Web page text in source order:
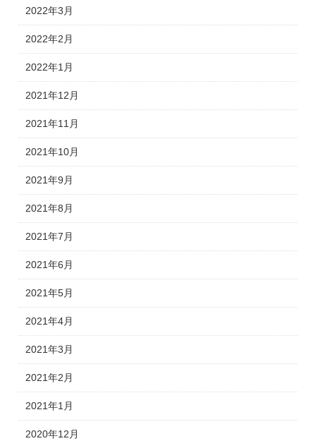
2022年3月
2022年2月
2022年1月
2021年12月
2021年11月
2021年10月
2021年9月
2021年8月
2021年7月
2021年6月
2021年5月
2021年4月
2021年3月
2021年2月
2021年1月
2020年12月